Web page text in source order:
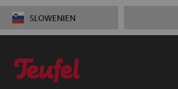
SLOWENIEN